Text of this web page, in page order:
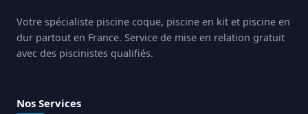
Votre spécialiste piscine coque, piscine en kit et piscine en
dur partout en France. Service de mise en relation gratuit
avec des piscinistes qualifiés.
Nos Services